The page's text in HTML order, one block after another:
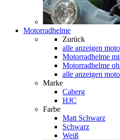
Motorradhelme
Zurück
alle anzeigen
Motorradhelme
Motorradhelme
alle anzeigen
Marke
Caberg
HJC
Farbe
Matt Schwarz
Schwarz
Weiß